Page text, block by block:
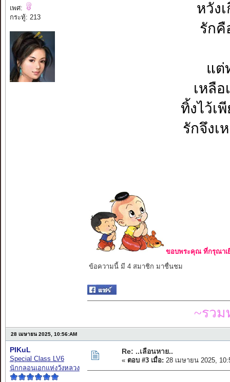
เพศ:
กระทู้: 213
หวัง
รักคื
แต่
เหลื
ทิ้งไว้เ
รักจึงเ
ขอบพระคุณ ที่กรุณาเ
ข้อความนี้ มี 4 สมาชิก มาชื่นชม
~รวม
28 เมษายน 2025, 10:56:AM
PIKuL
Special Class LV6
นักกลอนเอกแห่งวังหลวง
Re: ..เลือนหาย..
« ตอบ #3 เมื่อ: 28 เมษายน 2025,